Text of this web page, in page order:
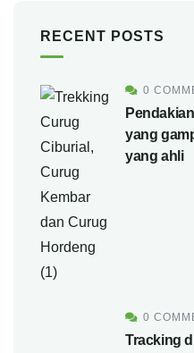
RECENT POSTS
0
yang
yang ahli
0
Tracking